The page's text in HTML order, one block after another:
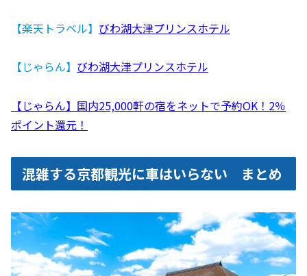
【楽天トラベル】 びわ湖大津プリンスホテル
【じゃらん】 びわ湖大津プリンスホテル
【じゃらん】国内25,000軒の宿をネットで予約OK！2％
ポイント還元！
混雑する京都観光に車はいらない まとめ